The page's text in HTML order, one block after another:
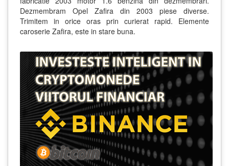
Dezmembram Opel Zafira din 2003 piese diverse.
Trimitem in orice oras prin curierat rapid. Elemente
caroserie Zafira, este in stare buna.